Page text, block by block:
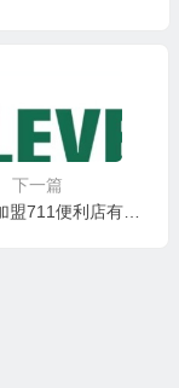
下一篇
河南地区加盟711便利店有哪些优势？711便利店怎么加盟？